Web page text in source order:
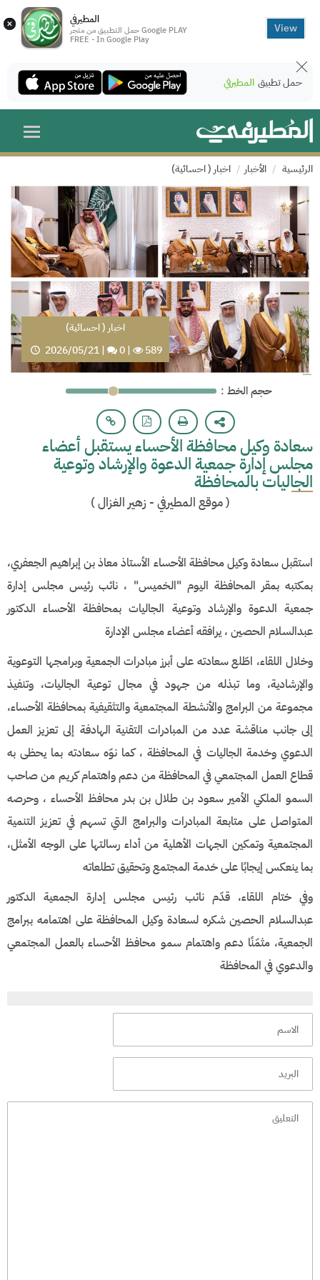
× المطيرفي
حمل التطبيق من متجر Google PLAY
FREE - In Google Play
View
حمل تطبيق المطيرفي
الرئيسية الأخبار اخبار ( احسائية)
اخبار ( احسائية)
2026/05/21| 0| 589
: حجم الخط
سعادة وكيل محافظة الأحساء يستقبل أعضاء
مجلس إدارة جمعية الدعوة والإرشاد وتوعية
الجاليات بالمحافظة
(موقع المطيرفي - زهير الغزال)
استقبل سعادة وكيل محافظة الأحساء الأستاذ معاذ بن إبراهيم الجعفري،
بمكتبه بمقر المحافظة اليوم "الخميس" ، نائب رئيس مجلس إدارة
جمعية الدعوة والإرشاد وتوعية الجاليات بمحافظة الأحساء الدكتور
عبدالسلام الحصين ، يرافقه أعضاء مجلس الإدارة
وخلال اللقاء، اطّلع سعادته على أبرز مبادرات الجمعية وبرامجها التوعوية
والإرشادية، وما تبذله من جهود في مجال توعية الجاليات، وتنفيذ
مجموعة من البرامج والأنشطة المجتمعية والتثقيفية بمحافظة الأحساء،
إلى جانب مناقشة عدد من المبادرات التقنية الهادفة إلى تعزيز العمل
الدعوي وخدمة الجاليات في المحافظة ، كما نوّه سعادته بما يحظى به
قطاع العمل المجتمعي في المحافظة من دعم واهتمام كريم من صاحب
السمو الملكي الأمير سعود بن طلال بن بدر محافظ الأحساء ، وحرصه
المتواصل على متابعة المبادرات والبرامج التي تسهم في تعزيز التنمية
المجتمعية وتمكين الجهات الأهلية من أداء رسالتها على الوجه الأمثل،
بما ينعكس إيجابًا على خدمة المجتمع وتحقيق تطلعاته
وفي ختام اللقاء، قدّم نائب رئيس مجلس إدارة الجمعية الدكتور
عبدالسلام الحصين شكره لسعادة وكيل المحافظة على اهتمامه ببرامج
الجمعية، مثمّنًا دعم واهتمام سمو محافظ الأحساء بالعمل المجتمعي
والدعوي في المحافظة